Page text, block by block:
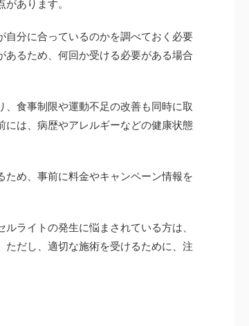
あります。
自分に合っているのかを調べておく必要
るため、何回か受ける必要がある場合
食事制限や運動不足の改善も同時に取
には、病歴やアレルギーなどの健康状態
め、事前に料金やキャンペーン情報を
ライトの発生に悩まされている方は、
だし、適切な施術を受けるために、注